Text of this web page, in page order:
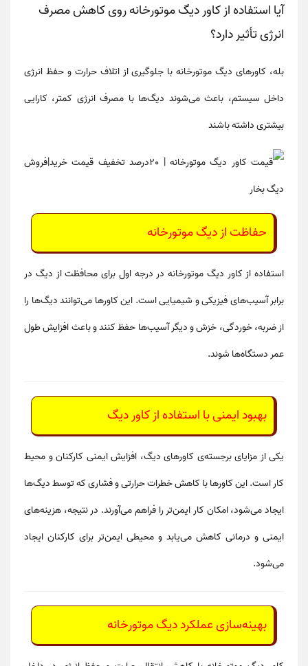
آیا استفاده از کاور دیگ موتورخانه روی کاهش مصرف
انرژی تأثیر دارد؟
بله، کاورهای دیگ موتورخانه با جلوگیری از اتلاف حرارت و حفظ انرژی
داخل سیستم، باعث می‌شوند دیگ‌هابا مصرف انرژی کمتر، کارایی
بیشتریداشته باشند
حفاظت از دیگ موتورخانه
استفاده از کاور دیگ موتورخانه در درجه اول برای محافظت از دیگ در
برابر آسیب‌های فیزیکی و شیمیاییاست. این کاورها می‌توانند دیگ‌ها را
ازضربه، خوردگی، خزش و دیگر آسیب‌ها حفظ کنند و باعث افزایش طول
عمر دستگاه‌ها شوند.
بهبود ایمنی با استفاده از کاور دیگ
یکی از مزایای برجسته‌ی کاورهای دیگ، افزایش ایمنی کارکنان و محیط
کاراست. این کاورها با کاهش خطرات حرارتی و فشاریکه توسط دیگ‌ها
ایجاد می‌شود، امکان کار ایمن‌تررا فراهم می‌آورند. در نتیجه، هزینه‌های
ایمنی و درمانی کاهش می‌یابد و محیطی ایمن‌تر برای کارکنان ایجاد
می‌شود.
بهینه‌سازی عملکرد دیگ موتورخانه